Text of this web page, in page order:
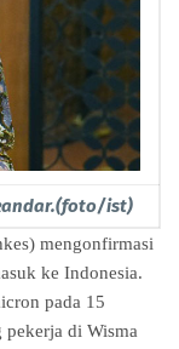
ist)
mengonfirmasi
ke Indonesia.
pada 15
pekerja di Wisma